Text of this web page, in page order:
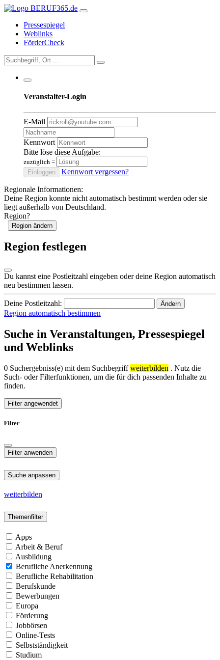
Pressespiegel
Weblinks
FörderCheck
Veranstalter-Login
E-Mail
Kennwort
Bitte löse diese Aufgabe:
zuzüglich =
Einloggen
Kennwort vergessen?
Regionale Informationen:
Deine Region konnte nicht automatisch bestimmt werden oder sie
liegt außerhalb von Deutschland.
Region?
Region ändern
Region festlegen
Du kannst eine Postleitzahl eingeben oder deine Region automatisch
neu bestimmen lassen.
Deine Postleitzahl: Ändern
Region automatisch bestimmen
Suche in Veranstaltungen, Pressespiegel
und Weblinks
0 Suchergebniss(e) mit dem Suchbegriffweiterbilden . Nutz die
Such- oder Filterfunktionen, um die für dich passenden Inhalte zu
finden.
Filter angewendet
Filter
Suche anpassen
weiterbilden
Themenfilter
Apps
Arbeit & Beruf
Ausbildung
Berufliche Anerkennung
Berufliche Rehabilitation
Berufskunde
Bewerbungen
Europa
Förderung
Jobbörsen
Online-Tests
Selbstständigkeit
Studium